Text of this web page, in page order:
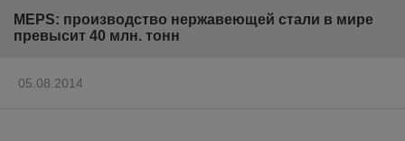
MEPS: производство нержавеющей стали в мире
превысит 40 млн. тонн
05.08.2014